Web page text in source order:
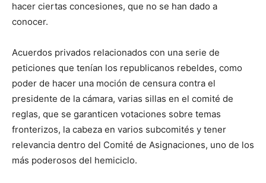
hacer ciertas concesiones, que no se han dado a
conocer.
Acuerdos privados relacionados con una serie de
peticiones que tenían los republicanos rebeldes, como
poder de hacer una moción de censura contra el
presidente de la cámara, varias sillas en el comité de
reglas, que se garanticen votaciones sobre temas
fronterizos, la cabeza en varios subcomités y tener
relevancia dentro del Comité de Asignaciones, uno de los
más poderosos del hemiciclo.